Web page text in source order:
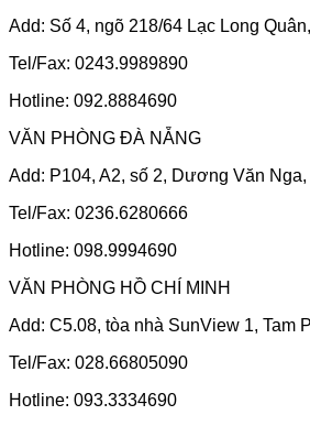
Add: Số 4, ngõ 218/64 Lạc Long
Tel/Fax: 0243.9989890
Hotline: 092.8884690
VĂN PHÒNG ĐÀ NẴNG
Add: P104, A2, số 2, Dương Văn
Tel/Fax: 0236.6280666
Hotline: 098.9994690
VĂN PHÒNG HỒ CHÍ MINH
Add: C5.08, tòa nhà SunView 1, Tam
Tel/Fax: 028.66805090
Hotline: 093.3334690